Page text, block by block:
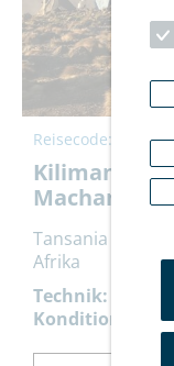
Reisecode: TAMAC
Machame-
Tansania
Afrika
Technik:
Kondition: